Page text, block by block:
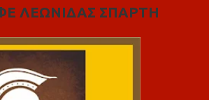
ΛΕΩΝΙΔΑΣ ΣΠΑΡΤΗ